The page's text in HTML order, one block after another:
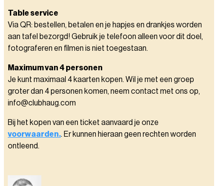
Table service
Via QR: bestellen, betalen en je hapjes en drankjes worden
aan tafel bezorgd! Gebruik je telefoon alleen voor dit doel,
fotograferen en filmen is niet toegestaan.
Maximum van 4 personen
Je kunt maximaal 4 kaarten kopen. Wil je met een groep
groter dan 4 personen komen, neem contact met ons op,
info@clubhaug.com
Bij het kopen van een ticket aanvaard je onze
voorwaarden.. Er kunnen hieraan geen rechten worden
ontleend.